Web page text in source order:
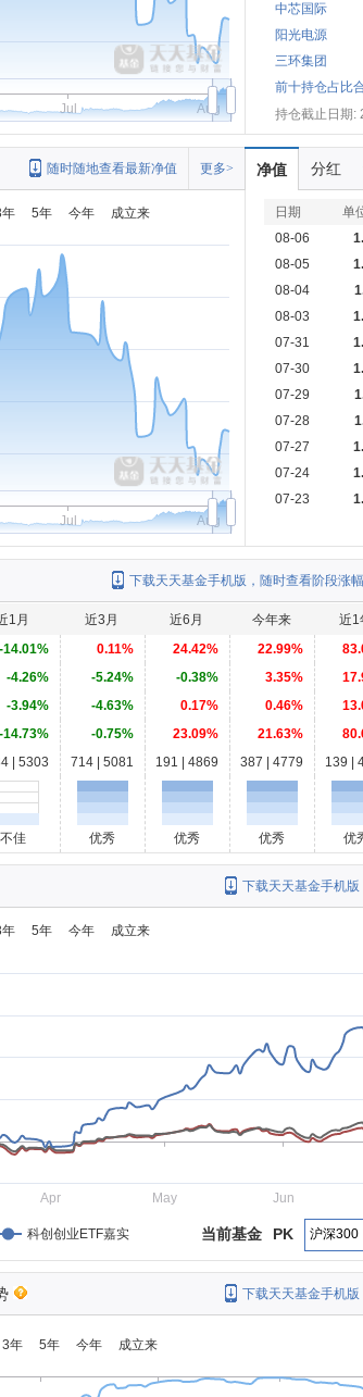
Jul Aug
中芯国际
阳光电源
三环集团
前十持仓占比
持仓截止日期:
更多>
随时随地查看最新净值
5年 今年 成立来
Jul Aug
净值 分红
日期 单
08-06
08-05
08-04
08-03
07-31
07-30
07-29
07-28
07-27
07-24
07-23
下载天天基金手机版，随时查看阶段涨幅
1月 近3月 近6月 今年来 近1
-14.01% 0.11% 24.42% 22.99%
-4.26% -5.24% -0.38% 3.35%
-3.94% -4.63% 0.17% 0.46%
-14.73% -0.75% 23.09% 21.63%
| 5303 714 | 5081 191 | 4869 387 | 4779 139 |
不佳 优秀 优秀 优秀 优
下载天天基金手机
5年 今年 成立来
Apr May Jun
科创创业ETF嘉实 PK
当前基金
下载天天基金手机
3年 5年 今年 成立来